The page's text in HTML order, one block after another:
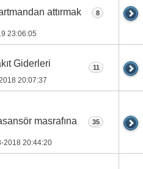
attırmak
23:06:05
8
Giderleri
20:07:37
11
masrafına
2018 20:44:20
35